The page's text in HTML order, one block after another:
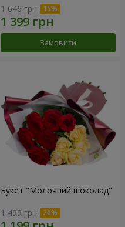
1 646 грн
Замовити
Букет "Молочний шоколад"
1 499 грн